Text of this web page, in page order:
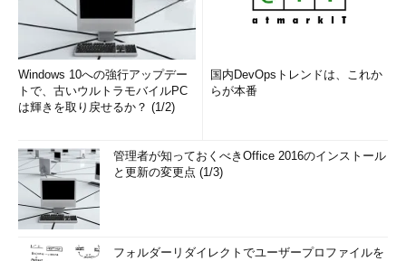
Windows 10への強行アップデー
トで、古いウルトラモバイルPC
は輝きを取り戻せるか？ (1/2)
国内DevOpsトレンドは、これか
らが本番
管理者が知っておくべきOffice 2016のインストール
と更新の変更点 (1/3)
フォルダーリダイレクトでユーザープロファイルを